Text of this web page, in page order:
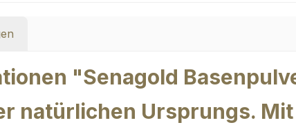
"Senagold
natürlichen Ursprungs.